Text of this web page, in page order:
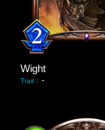
Wight
Trait : -